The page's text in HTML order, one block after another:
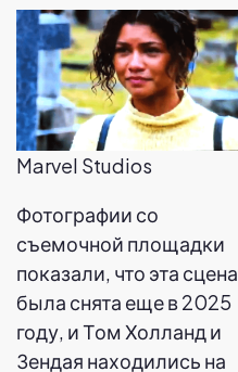
Marvel Studios
Фотографии со
съемочной площадки
показали, что эта сцена
была снята еще в 2025
году, и Том Холланд и
Зендая находились на